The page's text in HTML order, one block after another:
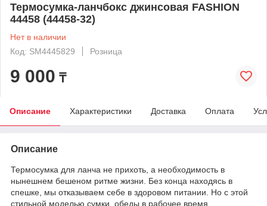
Термосумка-ланчбокс джинсовая FASHION
44458 (44458-32)
Нет в наличии
Код: SM4445829
Розница
9 000 ₸
Описание Характеристики Доставка Оплата
Описание
Термосумка для ланча не прихоть, а необходимость в
нынешнем бешеном ритме жизни. Без конца находясь в
спешке, мы отказываем себе в здоровом питании. Но с этой
стильной моделью сумки, обеды в рабочее время